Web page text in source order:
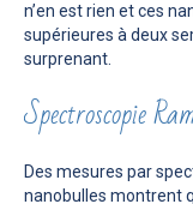
n’en est rien et ces
supérieures à deux
surprenant.
Spectroscopie
Des mesures par
nanobulles montrent